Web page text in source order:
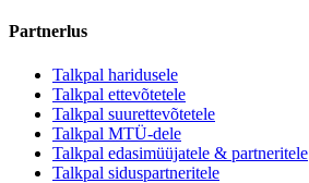
Partnerlus
Talkpal haridusele
Talkpal ettevõtetele
Talkpal suurettevõtetele
Talkpal MTÜ-dele
Talkpal edasimüüjatele & partneritele
Talkpal siduspartneritele